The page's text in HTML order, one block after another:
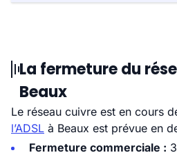
La fermeture du
Beaux
Le réseau cuivre est en cours
l’ADSL à Beaux est prévue en
Fermeture commerciale :